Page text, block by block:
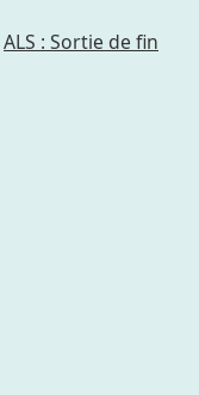
ALS : Sortie de fin